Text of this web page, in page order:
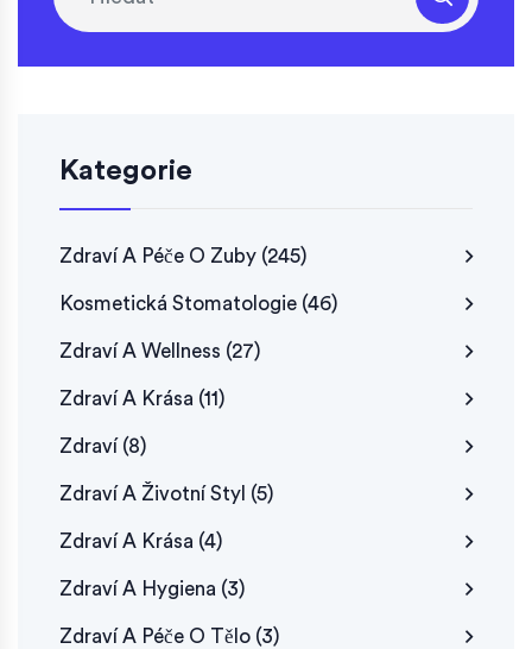
Kategorie
Zdraví A Péče O Zuby (245)
Kosmetická Stomatologie (46)
Zdraví A Wellness (27)
Zdraví A Krása (11)
Zdraví (8)
Zdraví A Životní Styl (5)
Zdraví A Krása (4)
Zdraví A Hygiena (3)
Zdraví A Péče O Tělo (3)